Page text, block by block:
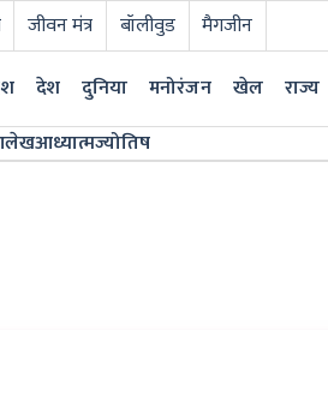
जीवन मंत्र बॉलीवुड
मैगजीन
देश दुनिया मनोरंजन खेल राज्य
आध्यात्मज्योतिष